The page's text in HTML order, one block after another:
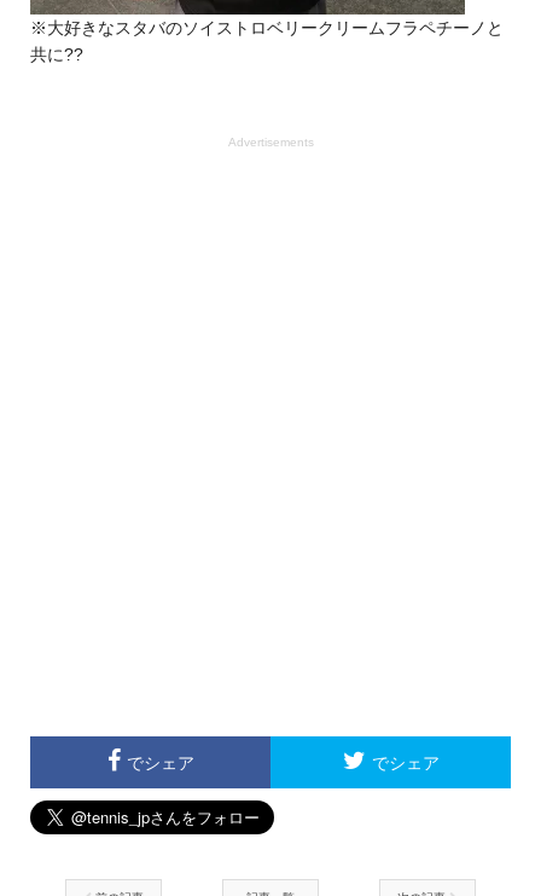
※大好きなスタバのソイストロベリークリームフラペチーノと
共に??
Advertisements
でシェア でシェア